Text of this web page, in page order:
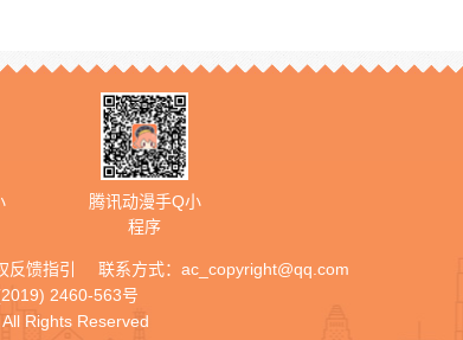
腾讯动漫手Q小
程序
反馈指引 联系方式： ac_copyright@qq.com
2460-563号
Rights Reserved